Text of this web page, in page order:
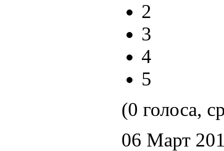
2
3
4
5
(0 голоса,
06 Март